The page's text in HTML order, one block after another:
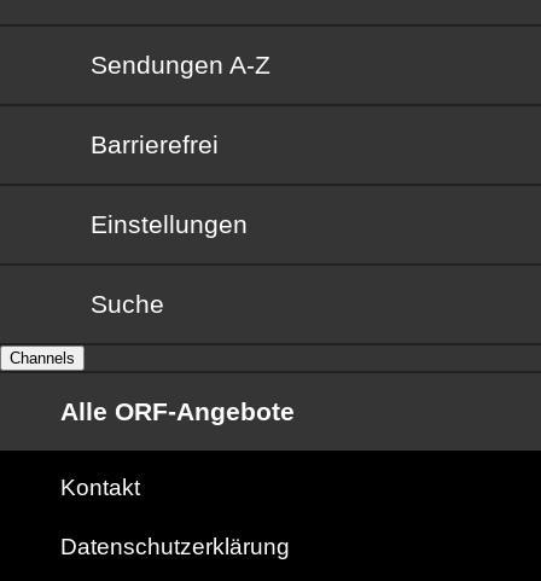
Sendungen von A bis Z
Sendungen A-Z
Barrierefrei
Barrierefrei
Einstellungen
Suche
Channels
Alle ORF-Angebote
Kontakt
Datenschutzerklärung